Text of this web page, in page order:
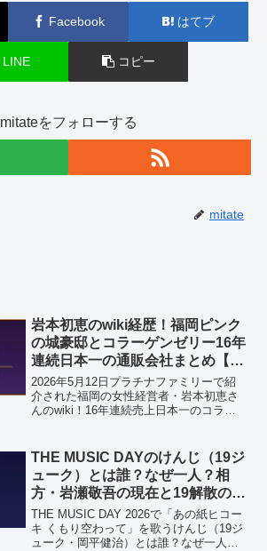
Facebook はてブ
LINE コピー
mitateをフォローする
mitate
岩本初恵のwiki経歴！福岡ピンク
の城豪邸とコラーゲンゼリー16年
連続日本一の通販会社まとめ【プ
ラチナファミリー】
2026年5月12日プラチナファミリーで紹
介された福岡の女性経営者・岩本初恵さ
んのwiki！16年連続売上日本一のコラー
働きやすい職場づくりの経営哲学まで徹
底まとめ。
THE MUSIC DAYのけんじ（19ジ
ューク）とは誰？なぜ一人？相
方・岩瀬敬吾の現在と19解散の真
相まとめ
THE MUSIC DAY 2026で「あの紙ヒコー
キ くもり空わって」を歌うけんじ（19ジ
ューク・岡平健治）とは誰？なぜ一人で